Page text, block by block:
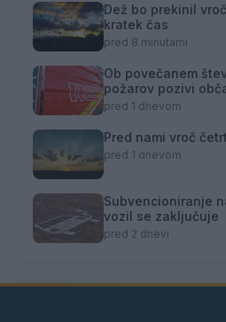
Dež bo prekinil
kratek čas
pred 8 minutami
Ob povečanem
požarov pozivi
obveščanju policije
pred 1 dnevom
Pred nami vroč
pred 1 dnevom
Subvencioniranje
vozil se zaključuje
pred 2 dnevi